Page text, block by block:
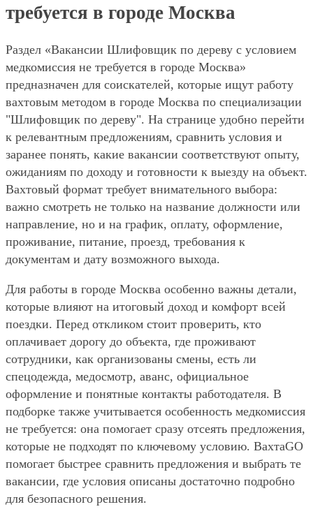
требуется в городе Москва
Раздел «Вакансии Шлифовщик по дереву с условием
медкомиссия не требуется в городе Москва»
предназначен для соискателей, которые ищут работу
вахтовым методом в городе Москва по специализации
"Шлифовщик по дереву". На странице удобно перейти
к релевантным предложениям, сравнить условия и
заранее понять, какие вакансии соответствуют опыту,
ожиданиям по доходу и готовности к выезду на объект.
Вахтовый формат требует внимательного выбора:
важно смотреть не только на название должности или
направление, но и на график, оплату, оформление,
проживание, питание, проезд, требования к
документам и дату возможного выхода.
Для работы в городе Москва особенно важны детали,
которые влияют на итоговый доход и комфорт всей
поездки. Перед откликом стоит проверить, кто
оплачивает дорогу до объекта, где проживают
сотрудники, как организованы смены, есть ли
спецодежда, медосмотр, аванс, официальное
оформление и понятные контакты работодателя. В
подборке также учитывается особенность медкомиссия
не требуется: она помогает сразу отсеять предложения,
которые не подходят по ключевому условию. ВахтаGO
помогает быстрее сравнить предложения и выбрать те
вакансии, где условия описаны достаточно подробно
для безопасного решения.